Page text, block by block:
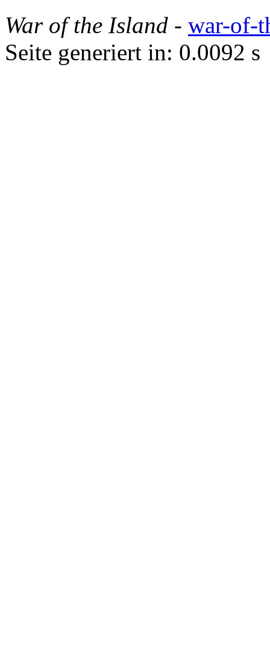
War of the Island - war-of-
Seite generiert in: 0.0092 s